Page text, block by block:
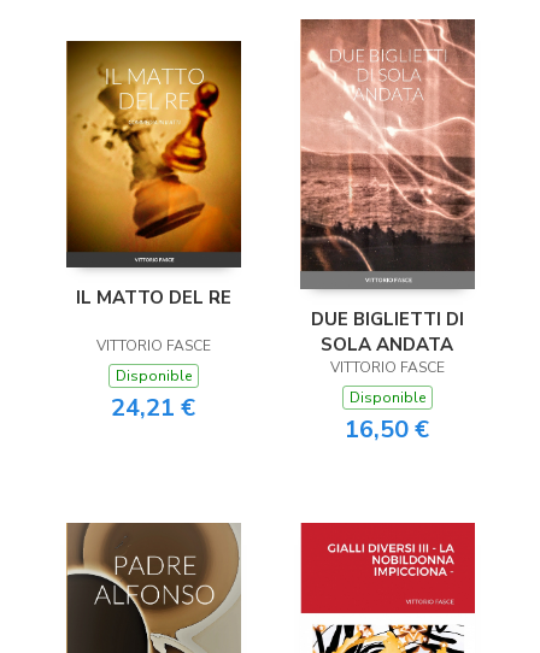
IL MATTO DEL RE
VITTORIO FASCE
Disponible
24,21 €
DUE BIGLIETTI DI
SOLA ANDATA
VITTORIO FASCE
Disponible
16,50 €